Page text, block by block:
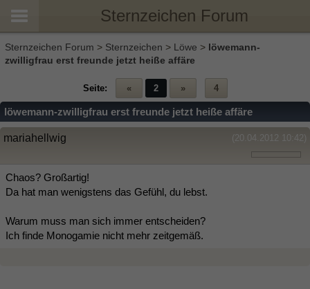
Sternzeichen Forum
Sternzeichen Forum > Sternzeichen > Löwe > löwemann-
zwilligfrau erst freunde jetzt heiße affäre
Seite: « 2 » 4
löwemann-zwilligfrau erst freunde jetzt heiße affäre
(20.04.2012 10:42)
mariahellwig
Chaos? Großartig!
Da hat man wenigstens das Gefühl, du lebst.
Warum muss man sich immer entscheiden?
Ich finde Monogamie nicht mehr zeitgemäß.